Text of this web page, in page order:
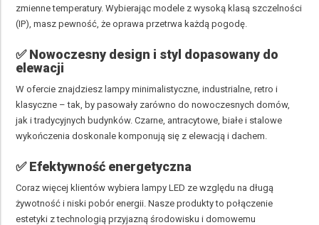
zmienne temperatury. Wybierając modele z wysoką klasą szczelności
(IP), masz pewność, że oprawa przetrwa każdą pogodę.
✅ Nowoczesny design i styl dopasowany do
elewacji
W ofercie znajdziesz lampy minimalistyczne, industrialne, retro i
klasyczne – tak, by pasowały zarówno do nowoczesnych domów,
jak i tradycyjnych budynków. Czarne, antracytowe, białe i stalowe
wykończenia doskonale komponują się z elewacją i dachem.
✅ Efektywność energetyczna
Coraz więcej klientów wybiera lampy LED ze względu na długą
żywotność i niski pobór energii. Nasze produkty to połączenie
estetyki z technologią przyjazną środowisku i domowemu